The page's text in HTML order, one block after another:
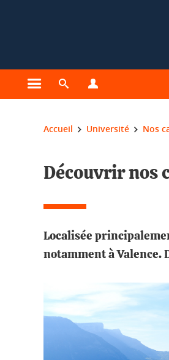
Ouvrir le menu principal
Ouvrir le moteur de recherche
Vous êtes ici :
Accueil Université Nos
Découvrir nos
Localisée
notamment à Valence.